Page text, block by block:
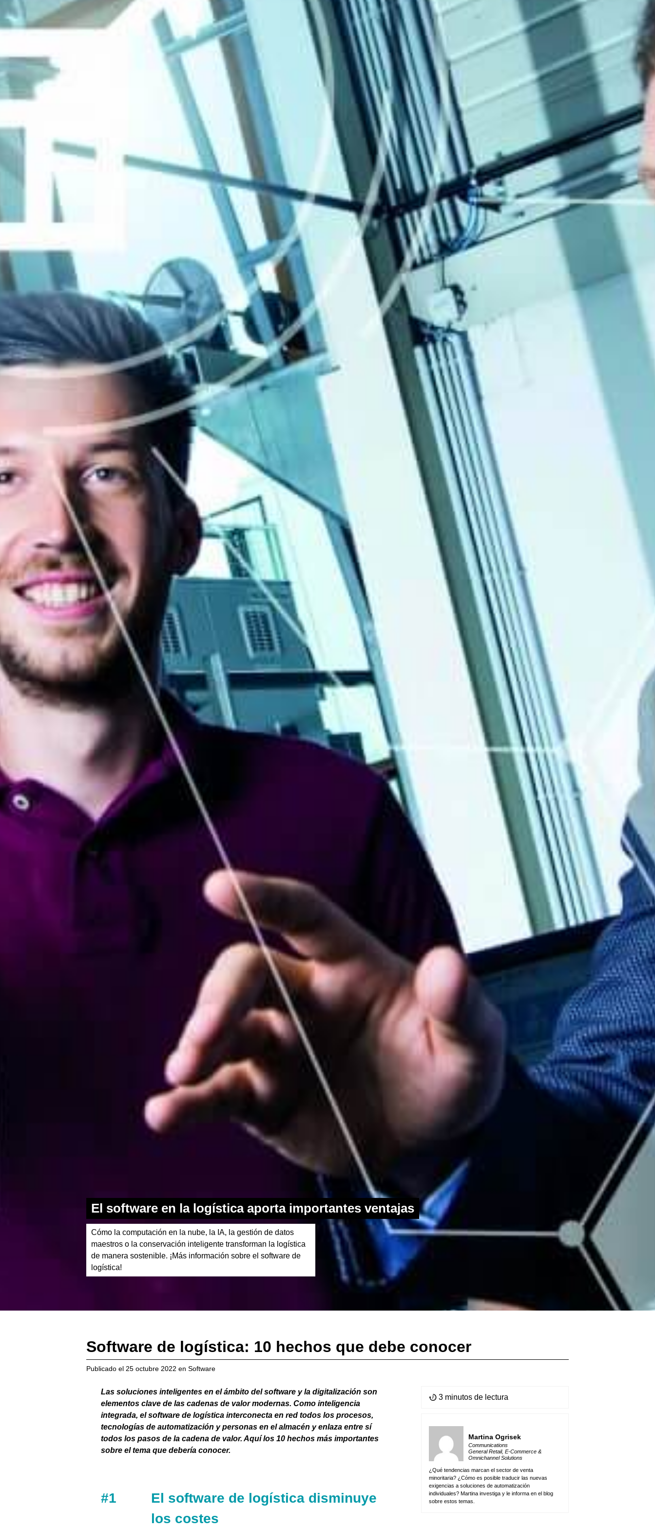
El software en la logística aporta importantes ventajas
Cómo la computación en la nube, la IA, la gestión de datos
maestros o la conservación inteligente transforman la logística
de manera sostenible. ¡Más información sobre el software de
logística!
Software de logística: 10 hechos que debe conocer
Publicado el 25 octubre 2022 en Software
Las soluciones inteligentes en el ámbito del software y la digitalización son
elementos clave de las cadenas de valor modernas. Como inteligencia
integrada, el software de logística interconecta en red todos los procesos,
tecnologías de automatización y personas en el almacén y enlaza entre sí
todos los pasos de la cadena de valor. Aquí los 10 hechos más importantes
sobre el tema que debería conocer.
#1
El software de logística disminuye
los costes
3 minutos de lectura
Martina Ogrisek
Communications
General Retail, E-Commerce &
Omnichannel Solutions
¿Qué tendencias marcan el sector de venta
minoritaria? ¿Cómo es posible traducir las nuevas
exigencias a soluciones de automatización
individuales? Martina investiga y le informa en el blog
sobre estos temas.